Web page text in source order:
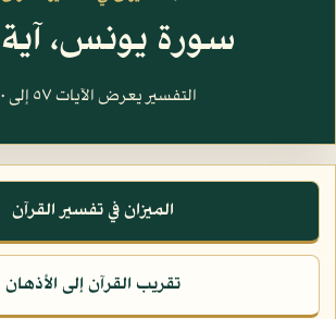
سورة يونس، آية ٥٧
التفسير يعرض الآيات ٥٧ إلى ٧٠
الميزان في تفسير القرآن
تقريب القرآن إلى الأذهان